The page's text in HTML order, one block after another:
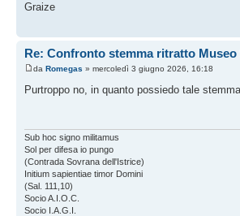
Graize
Re: Confronto stemma ritratto
da Romegas » mercoledì 3 giugno 2026, 16:18
Purtroppo no, in quanto possiedo tale
Sub hoc signo militamus
Sol per difesa io pungo
(Contrada Sovrana dell'Istrice)
Initium sapientiae timor Domini
(Sal. 111,10)
Socio A.I.O.C.
Socio I.A.G.I.